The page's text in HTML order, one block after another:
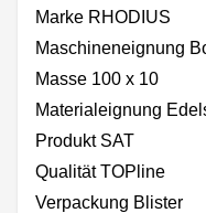
Marke RHODIUS
Maschineneignung
Masse 100 x 10
Materialeignung
Produkt SAT
Qualität TOPline
Verpackung Blister